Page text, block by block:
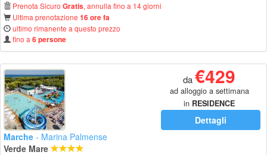
Prenota Sicuro Gratis, annulla fino a 14 giorni
Ultima prenotazione 16 ore fa
ultimo rimanente a questo prezzo
fino a 6 persone
da€429
ad alloggio a settimana
in RESIDENCE
Dettagli
Marche - Marina Palmense
Verde Mare